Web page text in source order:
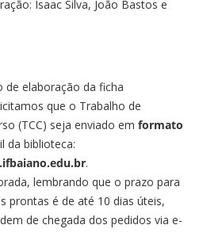
Isaac Silva, João Bastos e
de elaboração da ficha
que o Trabalho de
(TCC) seja enviado em formato
da biblioteca:
.
lembrando que o prazo para
prontas é de até 10 dias úteis,
de chegada dos pedidos via e-